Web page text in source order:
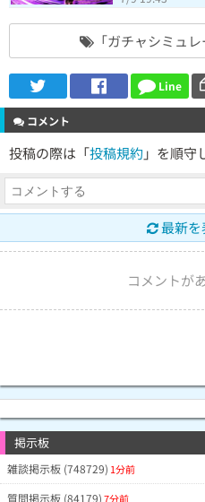
「ガチャシミュ
Line
コメント
投稿の際は「投稿規約 」を順守
最新を
コメントが
掲示板
雑談掲示板 (748729) 1分前
質問掲示板 (84179)7分前